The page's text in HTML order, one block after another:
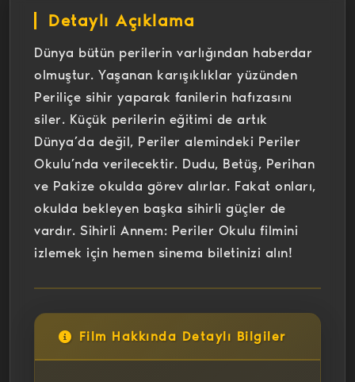
Detaylı Açıklama
Dünya bütün perilerin varlığından haberdar
olmuştur. Yaşanan karışıklıklar yüzünden
Periliçe sihir yaparak fanilerin hafızasını
siler. Küçük perilerin eğitimi de artık
Dünya’da değil, Periler alemindeki Periler
Okulu’nda verilecektir. Dudu, Betüş, Perihan
ve Pakize okulda görev alırlar. Fakat onları,
okulda bekleyen başka sihirli güçler de
vardır. Sihirli Annem: Periler Okulu filmini
izlemek için hemen sinema biletinizi alın!
Film Hakkında Detaylı Bilgiler